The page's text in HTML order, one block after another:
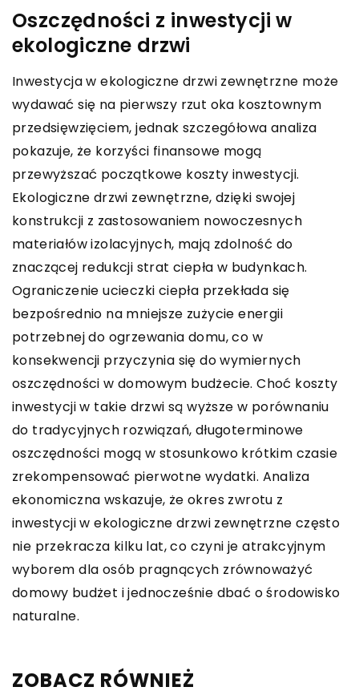
Oszczędności z inwestycji w
ekologiczne drzwi
Inwestycja w ekologiczne drzwi zewnętrzne może
wydawać się na pierwszy rzut oka kosztownym
przedsięwzięciem, jednak szczegółowa analiza
pokazuje, że korzyści finansowe mogą
przewyższać początkowe koszty inwestycji.
Ekologiczne drzwi zewnętrzne, dzięki swojej
konstrukcji z zastosowaniem nowoczesnych
materiałów izolacyjnych, mają zdolność do
znaczącej redukcji strat ciepła w budynkach.
Ograniczenie ucieczki ciepła przekłada się
bezpośrednio na mniejsze zużycie energii
potrzebnej do ogrzewania domu, co w
konsekwencji przyczynia się do wymiernych
oszczędności w domowym budżecie. Choć koszty
inwestycji w takie drzwi są wyższe w porównaniu
do tradycyjnych rozwiązań, długoterminowe
oszczędności mogą w stosunkowo krótkim czasie
zrekompensować pierwotne wydatki. Analiza
ekonomiczna wskazuje, że okres zwrotu z
inwestycji w ekologiczne drzwi zewnętrzne często
nie przekracza kilku lat, co czyni je atrakcyjnym
wyborem dla osób pragnących zrównoważyć
domowy budżet i jednocześnie dbać o środowisko
naturalne.
ZOBACZ RÓWNIEŻ